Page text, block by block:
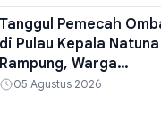
Tanggul Pemecah
di Pulau Kepala Natuna
Rampung, Warga
Perbatasan Dapat
05 Agustus 2026